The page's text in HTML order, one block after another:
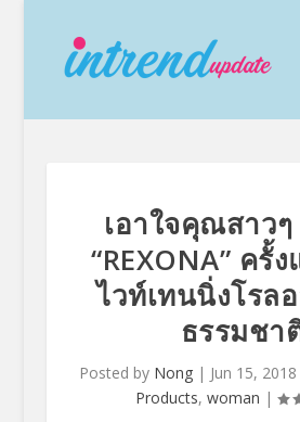
เอาใจคุณสาว
“REXONA” ครั้
ไวท์เทนนิ่งโรล
ธรรมชา
Posted by Nong | Jun 15, 2018
Products,woman |